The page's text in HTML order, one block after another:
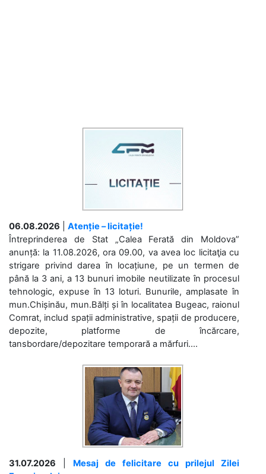
06.08.2026
Atenție – licitație!
Întreprinderea de Stat „Calea Ferată din Moldova”
anunță: la 11.08.2026, ora 09.00, va avea loc licitaţia cu
strigare privind darea în locațiune, pe un termen de
până la 3 ani, a 13 bunuri imobile neutilizate în procesul
tehnologic, expuse în 13 loturi. Bunurile, amplasate în
mun.Chișinău, mun.Bălți și în localitatea Bugeac, raionul
Comrat, includ spații administrative, spații de producere,
depozite, platforme de încărcare,
tansbordare/depozitare temporară a mărfuri....
31.07.2026
Mesaj de felicitare cu prilejul Zilei